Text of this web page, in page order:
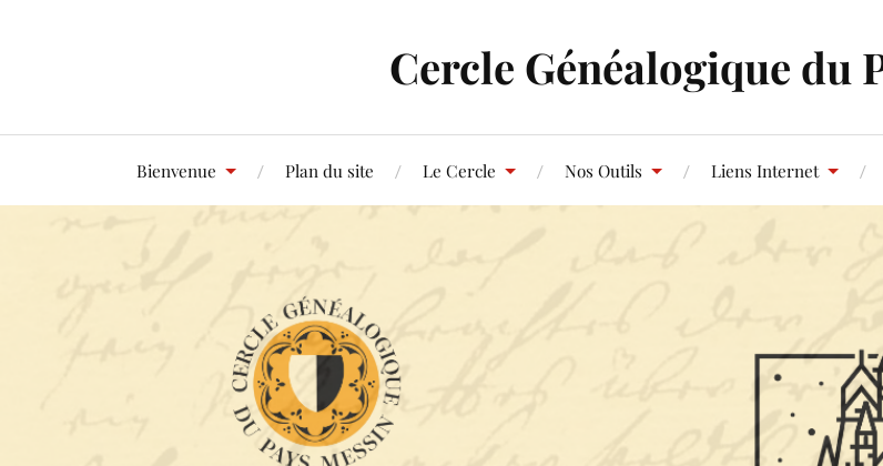
Cercle Généalogique du
Bienvenue Plan du site Le Cercle Nos Outils Liens Internet